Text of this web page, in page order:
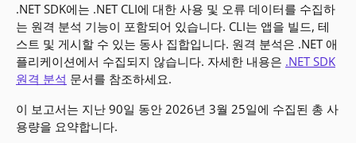
.NET SDK에는 .NET CLI에 대한 사용 및 오류 데이터를 수집하
는 원격 분석 기능이 포함되어 있습니다. CLI는 앱을 빌드, 테
스트 및 게시할 수 있는 동사 집합입니다. 원격 분석은 .NET 애
플리케이션에서 수집되지 않습니다. 자세한 내용은 .NET SDK
원격 분석 문서를 참조하세요.
이 보고서는 지난 90일 동안 2026년 3월 25일에 수집된 총 사
용량을 요약합니다.